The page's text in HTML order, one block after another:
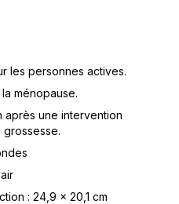
les personnes actives.
ménopause.
une intervention
: 24,9 x 20,1 cm